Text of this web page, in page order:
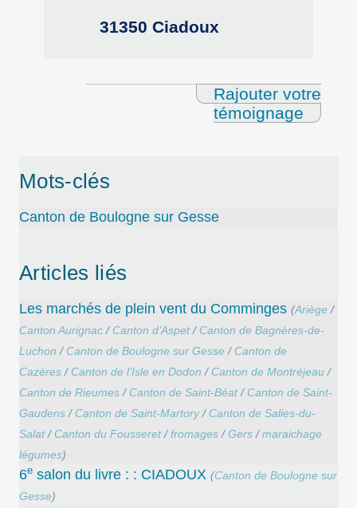
31350 Ciadoux
Rajouter votre
témoignage
Mots-clés
Canton de Boulogne sur Gesse
Articles liés
Les marchés de plein vent du Comminges (Ariège /
Canton Aurignac / Canton d’Aspet/ Canton de Bagnères-de-
Luchon / Canton de Boulogne sur Gesse / Canton de
Cazères / Canton de l’Isle en Dodon / Canton de Montréjeau /
Canton de Rieumes / Canton de Saint-Béat/ Canton de Saint-
Gaudens / Canton de Saint-Martory/ Canton de Salies-du-
Salat/ Canton du Fousseret/fromages /Gers /maraichage
légumes)
6e salon du livre : : CIADOUX (Canton de Boulogne sur
Gesse)